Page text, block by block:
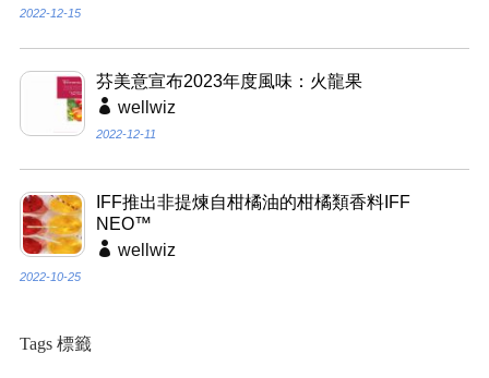
2022-12-15
芬美意宣布2023年度風味：火龍果
wellwiz
2022-12-11
IFF推出非提煉自柑橘油的柑橘類香料IFF
NEO™
wellwiz
2022-10-25
Tags 標籤